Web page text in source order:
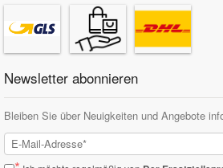
Newsletter abonnieren
Bleiben Sie über Neuigkeiten und Angebote